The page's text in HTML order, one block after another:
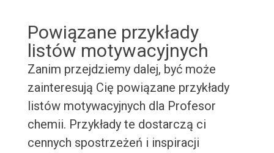
Powiązane przykłady
listów motywacyjnych
Zanim przejdziemy dalej, być może
zainteresują Cię powiązane przykłady
listów motywacyjnych dla Profesor
chemii. Przykłady te dostarczą ci
cennych spostrzeżeń i inspiracji